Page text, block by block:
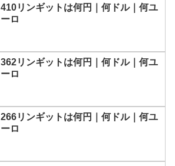
410リンギットは何円｜何ドル｜何ユ
ーロ
362リンギットは何円｜何ドル｜何ユ
ーロ
266リンギットは何円｜何ドル｜何ユ
ーロ